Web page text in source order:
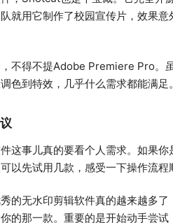
就用它制作了校园宣传片，效果
不得不提Adobe Premiere Pro。
色到特效，几乎什么需求都能满
这事儿真的要看个人需求。如果
以先试用几款，感受一下操作流
的无水印剪辑软件真的越来越多
的那一款。重要的是开始动手尝